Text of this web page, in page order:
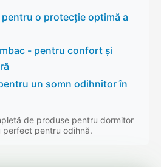
o protecție optimă a
- pentru confort și
un somn odihnitor în
de produse pentru dormitor
perfect pentru odihnă.